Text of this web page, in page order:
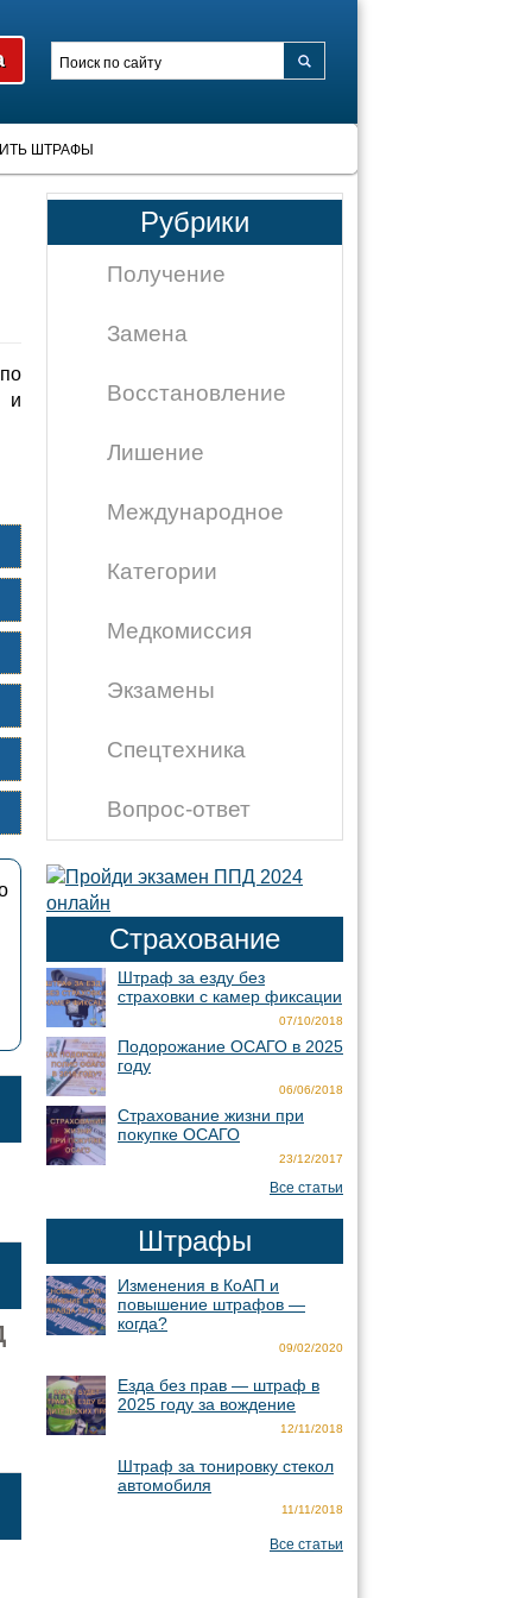
ШТРАФЫ
и
Рубрики
Получение
Замена
Восстановление
Лишение
Международное
Категории
Медкомиссия
Экзамены
Спецтехника
Вопрос-ответ
Страхование
Штраф за езду без
страховки с камер фиксации
07/10/2018
Подорожание ОСАГО в 2025
году
06/06/2018
Страхование жизни при
покупке ОСАГО
23/12/2017
Все статьи
Штрафы
Изменения в КоАП и
повышение штрафов —
когда?
09/02/2020
Езда без прав — штраф в
2025 году за вождение
12/11/2018
Штраф за тонировку стекол
автомобиля
11/11/2018
Все статьи